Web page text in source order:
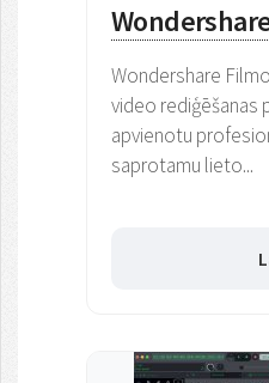
Wondershare
video rediģēšanas
apvienotu
saprotamu lieto...